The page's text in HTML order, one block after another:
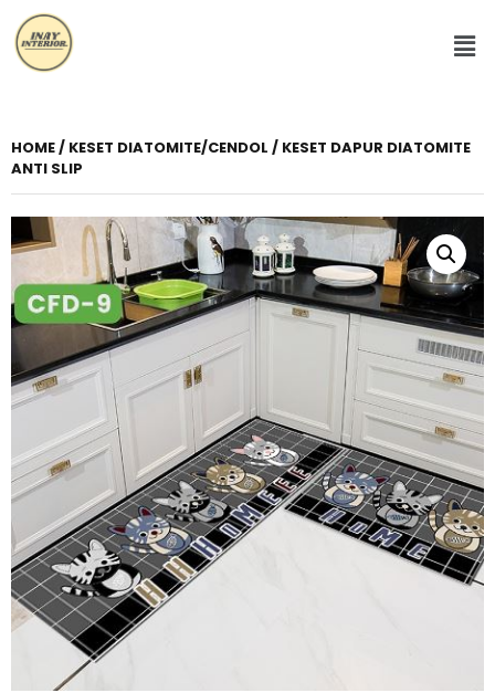
HOME/ KESET DIATOMITE/CENDOL / KESET DAPUR DIATOMITE
ANTI SLIP